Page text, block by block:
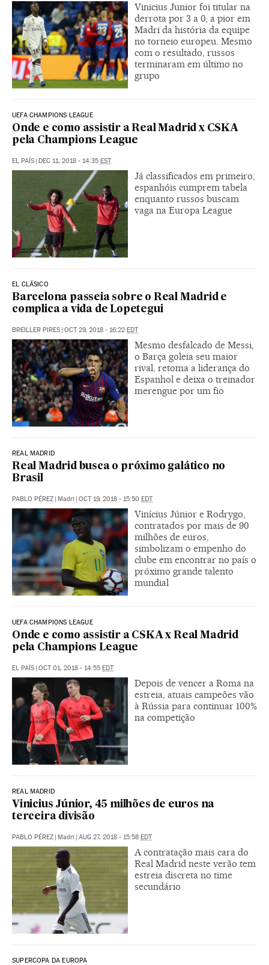
Vinicius Junior foi titular na
derrota por 3 a 0, a pior em
Madri da história da equipe
no torneio europeu. Mesmo
com o resultado, russos
terminaram em último no
grupo
UEFA CHAMPIONS LEAGUE
Onde e como assistir a Real Madrid x CSKA
pela Champions League
EL PAÍS | DEC 11, 2018 - 14:35 EST
Já classificados em primeiro,
espanhóis cumprem tabela
enquanto russos buscam
vaga na Europa League
EL CLÁSICO
Barcelona passeia sobre o Real Madrid e
complica a vida de Lopetegui
BREILLER PIRES | OCT 29, 2018 - 16:22 EDT
Mesmo desfalcado de Messi,
o Barça goleia seu maior
rival, retoma a liderança do
Espanhol e deixa o treinador
merengue por um fio
REAL MADRID
Real Madrid busca o próximo galático no
Brasil
PABLO PÉREZ | Madri | OCT 19, 2018 - 15:50 EDT
Vinícius Júnior e Rodrygo,
contratados por mais de 90
milhões de euros,
simbolizam o empenho do
clube em encontrar no país o
próximo grande talento
mundial
UEFA CHAMPIONS LEAGUE
Onde e como assistir a CSKA x Real Madrid
pela Champions League
EL PAÍS | OCT 01, 2018 - 14:55 EDT
Depois de vencer a Roma na
estreia, atuais campeões vão
à Rússia para continuar 100%
na competição
REAL MADRID
Vinicius Júnior, 45 milhões de euros na
terceira divisão
PABLO PÉREZ | Madri | AUG 27, 2018 - 15:58 EDT
A contratação mais cara do
Real Madrid neste verão tem
estreia discreta no time
secundário
SUPERCOPA DA EUROPA